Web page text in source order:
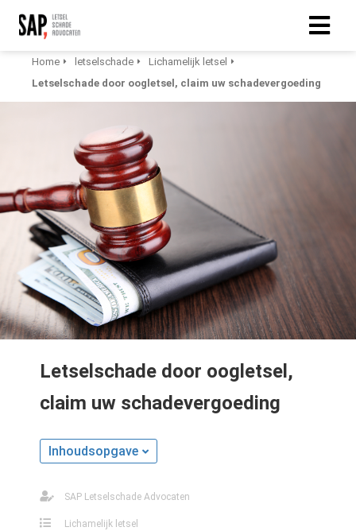
Home letselschade
Lichamelijk letsel
Letselschade door oogletsel, claim uw schadevergoeding
Letselschade door oogletsel,
claim uw schadevergoeding
Inhoudsopgave
SAP Letselschade Advocaten
Lichamelijk letsel